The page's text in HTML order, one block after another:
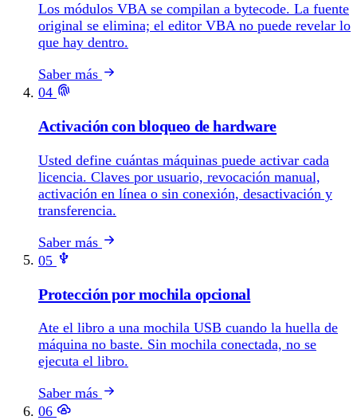
Los módulos VBA se compilan a bytecode. La fuente
original se elimina; el editor VBA no puede revelar lo
que hay dentro.
Saber más
04
Activación con bloqueo de hardware
Usted define cuántas máquinas puede activar cada
licencia. Claves por usuario, revocación manual,
activación en línea o sin conexión, desactivación y
transferencia.
Saber más
05
Protección por mochila opcional
Ate el libro a una mochila USB cuando la huella de
máquina no baste. Sin mochila conectada, no se
ejecuta el libro.
Saber más
06